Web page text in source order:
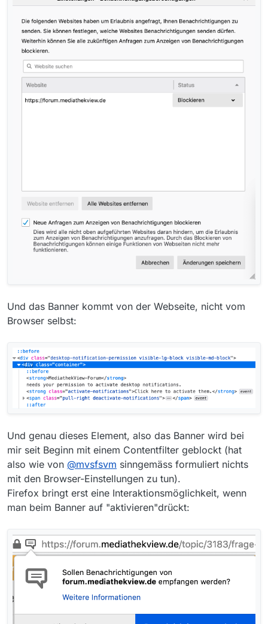
Und das Banner kommt von der Webseite, nicht vom
Browser selbst:
Und genau dieses Element, also das Banner wird bei
mir seit Beginn mit einem Contentfilter geblockt (hat
also wie von @mvsfsvm sinngemäss formuliert nichts
mit den Browser-Einstellungen zu tun).
Firefox bringt erst eine Interaktionsmöglichkeit, wenn
man beim Banner auf "aktivieren"drückt: